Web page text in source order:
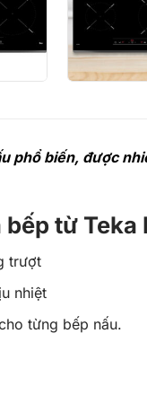
phổ biến, được
từ Teka
trượt
nhiệt
từng bếp nấu.